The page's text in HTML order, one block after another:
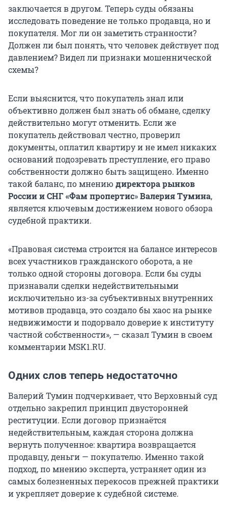
заключается в другом. Теперь суды обязаны
исследовать поведение не только продавца, но и
покупателя. Мог ли он заметить странности?
Должен ли был понять, что человек действует под
давлением? Видел ли признаки мошеннической
схемы?
Если выяснится, что покупатель знал или
объективно должен был знать об обмане, сделку
действительно могут отменить. Если же
покупатель действовал честно, проверил
документы, оплатил квартиру и не имел никаких
оснований подозревать преступление, его право
собственности должно быть защищено. Именно
такой баланс, по мнению директора рынков
России и СНГ «Фам пропертис»Валерия Тумина,
является ключевым достижением нового обзора
судебной практики.
«Правовая система строится на балансе интересов
всех участников гражданского оборота, а не
только одной стороны договора. Если бы суды
признавали сделки недействительными
исключительно из-за субъективных внутренних
мотивов продавца, это создало бы хаос на рынке
недвижимости и подорвало доверие к институту
частной собственности», — сказал Тумин в своем
комментарии MSK1.RU.
Одних слов теперь недостаточно
Валерий Тумин подчеркивает, что Верховный суд
отдельно закрепил принцип двусторонней
реституции. Если договор признаётся
недействительным, каждая сторона должна
вернуть полученное: квартира возвращается
продавцу, деньги — покупателю. Именно такой
подход, по мнению эксперта, устраняет один из
самых болезненных перекосов прежней практики
и укрепляет доверие к судебной системе.